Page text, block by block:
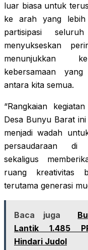
luar biasa untuk
ke arah yang
partisipasi
menyukseskan
menunjukkan
kebersamaan
antara kita semua.
“Rangkaian
Desa Bunyu Barat
menjadi wadah
persaudaraan di
sekaligus
ruang kreativitas
terutama generasi
Baca juga
Lantik 1.485
Hindari Judol